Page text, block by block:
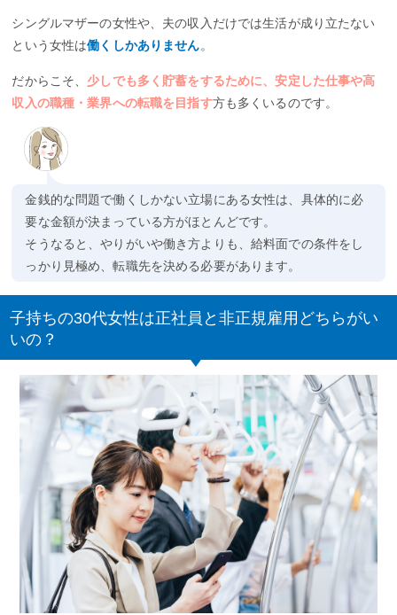
シングルマザーの女性や、夫の収入だけでは生活が成り立たない
という女性は働くしかありません。
だからこそ、 少しでも多く貯蓄をするために、安定した仕事や高
収入の職種・業界への転職を目指す方も多くいるのです。
金銭的な問題で働くしかない立場にある女性は、具体的に必
要な金額が決まっている方がほとんどです。
そうなると、やりがいや働き方よりも、給料面での条件をし
っかり見極め、転職先を決める必要があります。
子持ちの30代女性は正社員と非正規雇用どちらがい
いの？